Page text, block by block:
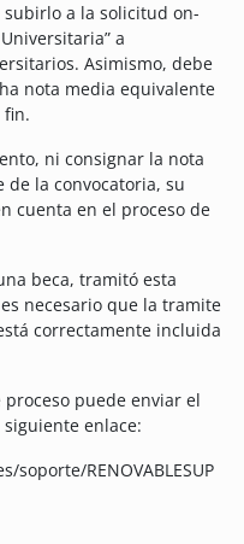
a la solicitud on-
a
Asimismo, debe
nota media equivalente
fin.
ni consignar la nota
la convocatoria, su
cuenta en el proceso de
beca, tramitó esta
necesario que la tramite
correctamente incluida
puede enviar el
enlace:
RENOVABLESUP